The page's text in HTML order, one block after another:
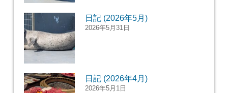
日記 (2026年5月)
2026年5月31日
日記 (2026年4月)
2026年5月1日